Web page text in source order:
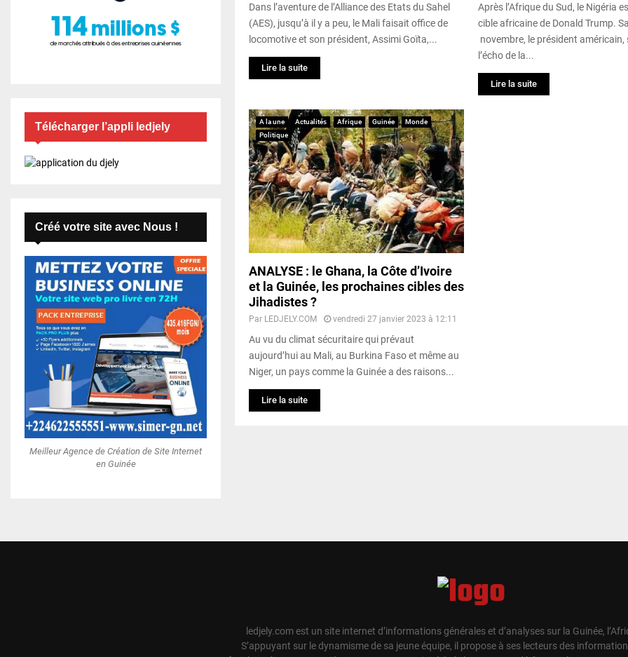
Dans l’aventure de l’Alliance des Etats du Sahel
(AES), jusqu’à il y a peu, le Mali faisait office de
locomotive et son président, Assimi Goïta,...
Lire la suite
Après l’Afrique du Sud, le Nigéria
cible africaine de Donald Trump.
novembre, le président américain,
l’écho de la...
Lire la suite
A la une Actualités Afrique Guinée
Monde
Politique
ANALYSE : le Ghana, la Côte d’Ivoire
et la Guinée, les prochaines cibles des
Jihadistes ?
Par LEDJELY.COM vendredi 27 janvier 2023 à 12:11
Au vu du climat sécuritaire qui prévaut
aujourd’hui au Mali, au Burkina Faso et même au
Niger, un pays comme la Guinée a des raisons...
Lire la suite
Télécharger l’appli ledjely
Créé votre site avec Nous !
Meilleur Agence de Création de Site Internet
en Guinée
ledjely.com est un site internet d’informations générales et d’analyses sur la Guinée,
S’appuyant sur le dynamisme de sa jeune équipe, il propose à ses lecteurs des